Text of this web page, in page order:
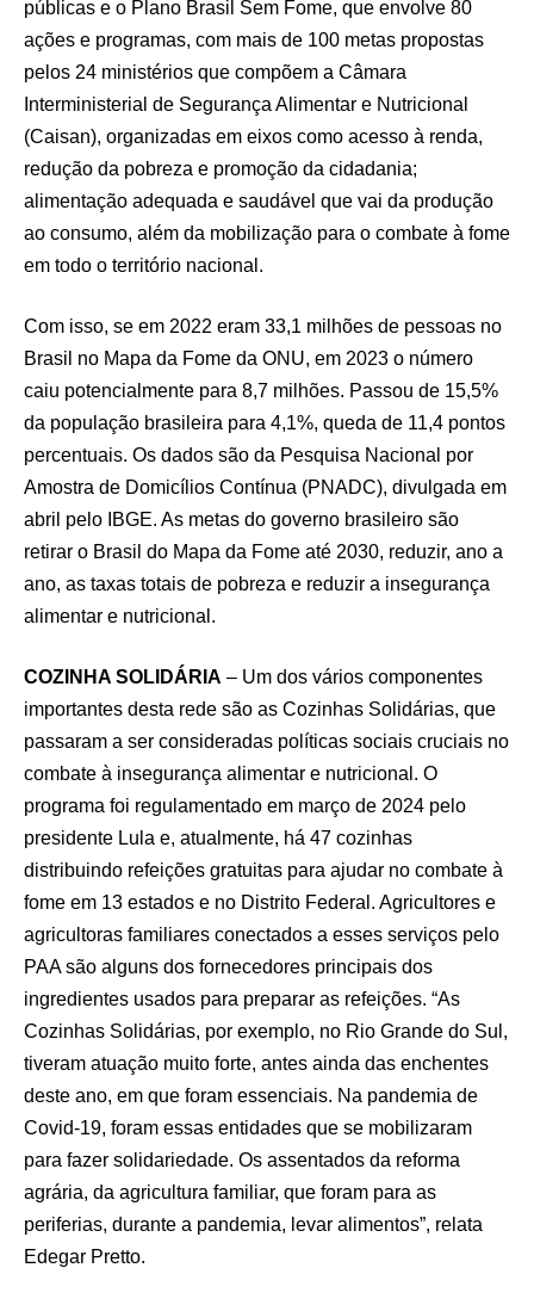
públicas e o Plano Brasil Sem Fome, que envolve 80
ações e programas, com mais de 100 metas propostas
pelos 24 ministérios que compõem a Câmara
Interministerial de Segurança Alimentar e Nutricional
(Caisan), organizadas em eixos como acesso à renda,
redução da pobreza e promoção da cidadania;
alimentação adequada e saudável que vai da produção
ao consumo, além da mobilização para o combate à fome
em todo o território nacional.
Com isso, se em 2022 eram 33,1 milhões de pessoas no
Brasil no Mapa da Fome da ONU, em 2023 o número
caiu potencialmente para 8,7 milhões. Passou de 15,5%
da população brasileira para 4,1%, queda de 11,4 pontos
percentuais. Os dados são da Pesquisa Nacional por
Amostra de Domicílios Contínua (PNADC), divulgada em
abril pelo IBGE. As metas do governo brasileiro são
retirar o Brasil do Mapa da Fome até 2030, reduzir, ano a
ano, as taxas totais de pobreza e reduzir a insegurança
alimentar e nutricional.
COZINHA SOLIDÁRIA – Um dos vários componentes
importantes desta rede são as Cozinhas Solidárias, que
passaram a ser consideradas políticas sociais cruciais no
combate à insegurança alimentar e nutricional. O
programa foi regulamentado em março de 2024 pelo
presidente Lula e, atualmente, há 47 cozinhas
distribuindo refeições gratuitas para ajudar no combate à
fome em 13 estados e no Distrito Federal. Agricultores e
agricultoras familiares conectados a esses serviços pelo
PAA são alguns dos fornecedores principais dos
ingredientes usados para preparar as refeições. “As
Cozinhas Solidárias, por exemplo, no Rio Grande do Sul,
tiveram atuação muito forte, antes ainda das enchentes
deste ano, em que foram essenciais. Na pandemia de
Covid-19, foram essas entidades que se mobilizaram
para fazer solidariedade. Os assentados da reforma
agrária, da agricultura familiar, que foram para as
periferias, durante a pandemia, levar alimentos”, relata
Edegar Pretto.